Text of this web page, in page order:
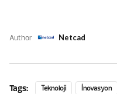
Author Netcad
Tags: Teknoloji İnovasyon